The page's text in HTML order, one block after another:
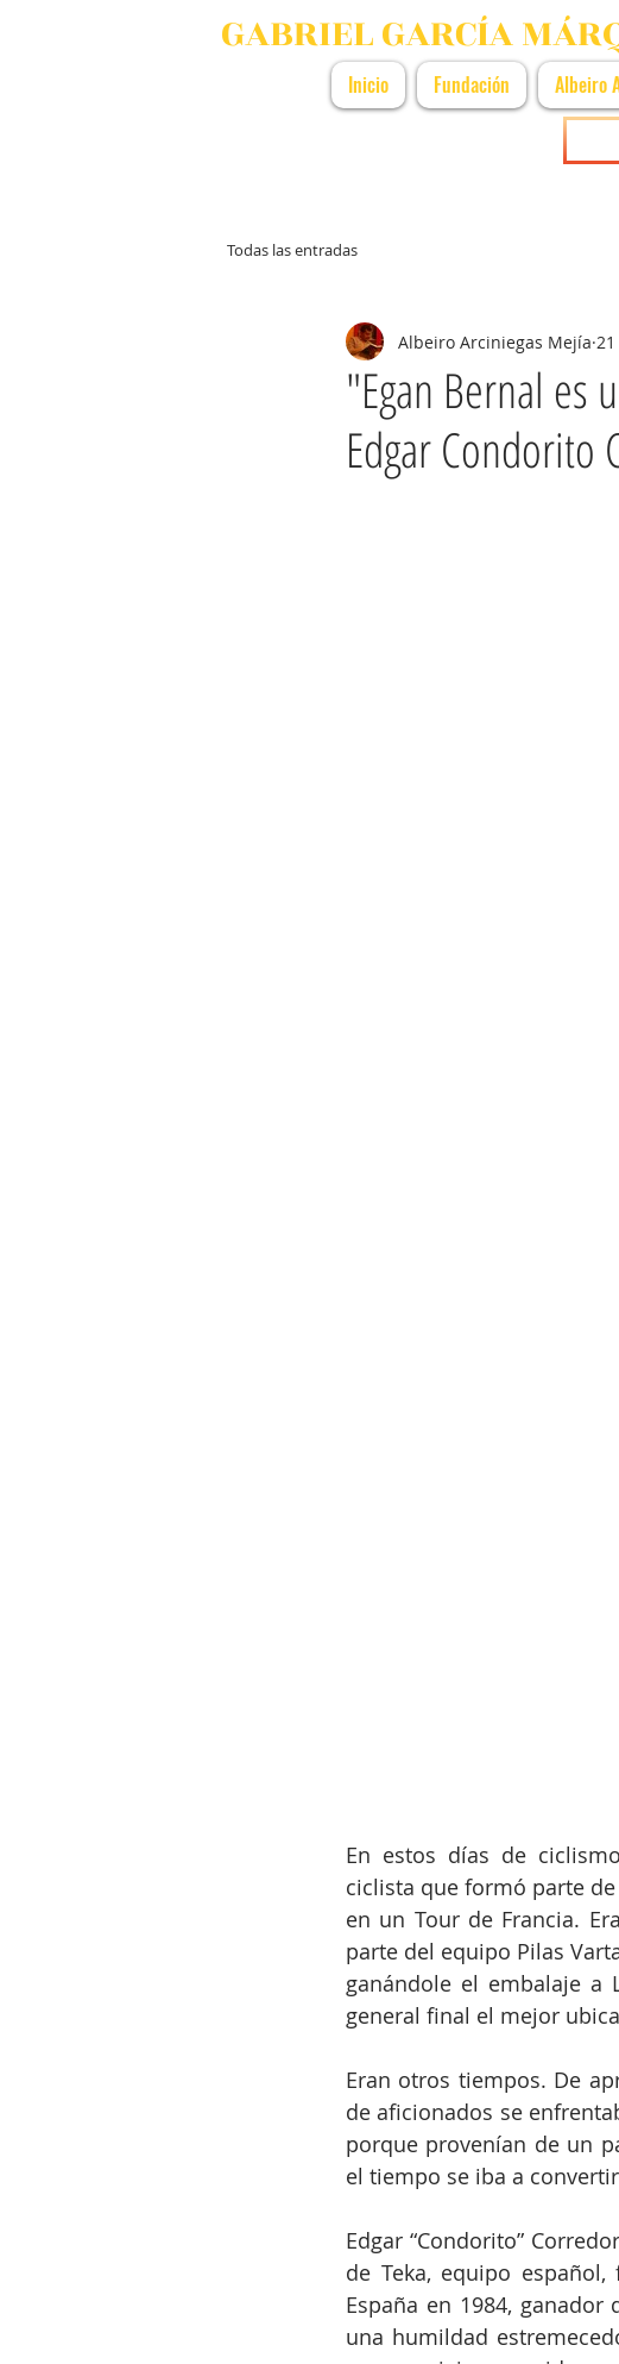
GABRIEL GARCÍA
Inicio Fundación Albeiro
Todas las entradas
"Egan Bernal es
Edgar Condorito
Albeiro Arciniegas Mejía
En estos días de
ciclista que formó parte
en un Tour de Francia.
parte del equipo Pilas
ganándole el embalaje a
general final el mejor
Eran otros tiempos. De
de aficionados se
porque provenían de un
el tiempo se iba a
Edgar “Condorito”
de Teka, equipo
España en 1984,
una humildad